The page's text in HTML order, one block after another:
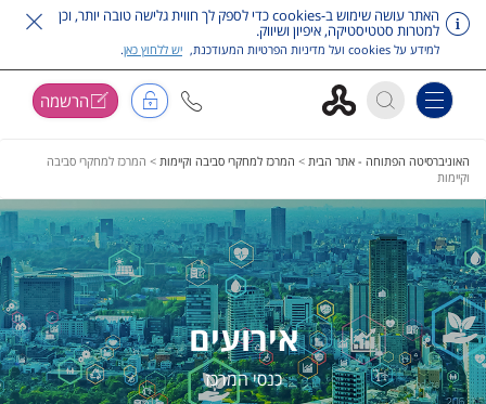
האתר עושה שימוש ב-cookies כדי לספק לך חווית גלישה טובה יותר, וכן
למטרות סטטיסטיקה, איפיון ושיווק.
למידע על cookies ועל מדיניות הפרטיות המעודכנת, יש ללחוץ כאן.
Toggle navigation הרשמה
האוניברסיטה הפתוחה - אתר הבית > המרכז למחקרי סביבה וקיימות > המרכז למחקרי סביבה
וקיימות
אירועים
כנסי המרכז